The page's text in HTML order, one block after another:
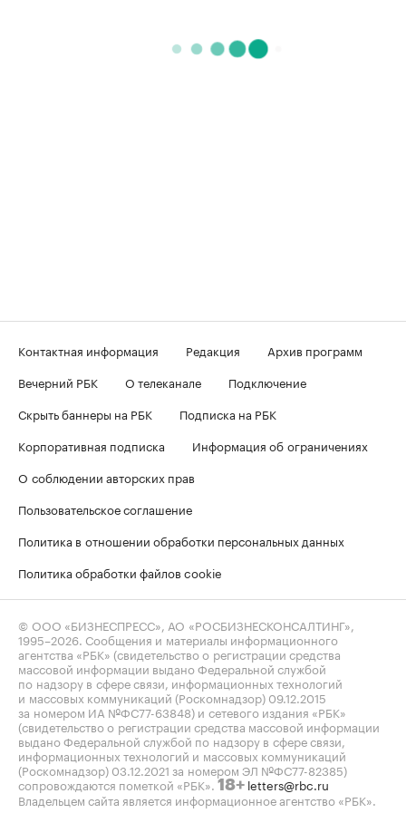
Контактная информация Редакция
Архив программ
Вечерний РБК
О телеканале
Подключение
Скрыть баннеры на РБК
Подписка на РБК
Корпоративная подписка
Информация об ограничениях
О соблюдении авторских прав
Пользовательское соглашение
Политика в отношении обработки персональных данных
Политика обработки файлов cookie
© ООО «БИЗНЕСПРЕСС», АО «РОСБИЗНЕСКОНСАЛТИНГ»,
1995–2026 . Сообщения и материалы информационного
агентства «РБК» (свидетельство о регистрации средства
массовой информации выдано Федеральной службой
по надзору в сфере связи, информационных технологий
и массовых коммуникаций (Роскомнадзор) 09.12.2015
за номером ИА №ФС77-63848) и сетевого издания «РБК»
(свидетельство о регистрации средства массовой информации
выдано Федеральной службой по надзору в сфере связи,
информационных технологий и массовых коммуникаций
(Роскомнадзор) 03.12.2021 за номером ЭЛ №ФС77-82385)
сопровождаются пометкой «РБК». 18+ letters@rbc.ru
Владельцем сайта является информационное агентство «РБК».